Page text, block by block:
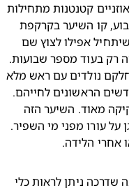
עושות את דרכן קדימה לחזית הפנים, ואוזניים קטנטנות מתחילות
להיראות כמו משהו מזוהה. עד סוף השבוע, קו השיער בקרקפת
של תינוקך ייקבע לכל חייו. יכול להיות שיתחיל אפילו לצוץ שם
מעט שיער, אם כי ברוב המקרים זה יקרה רק בעוד מספר שבועות.
כמובן, כל תינוק מתפתח באופן שונה! חלקם נולדים עם ראש מלא
שיער, ואילו אחרים קירחים במשך החודשים הראשונים לחייהם.
בנוסף, מתפתחת פלומת שיער רכה ודקיקה מאוד. השיער הזה
מכסה את כל גופו של הקטנטן שלך, ומגן על עורו מפני מי השפיר.
הלידה.
מתחת לפלומה נמצאת שכבת עור עדינה שדרכה ניתן לראות כלי